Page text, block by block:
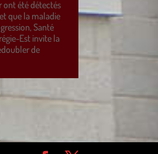
ont été détectés
que la maladie
Santé
Est invite la
de